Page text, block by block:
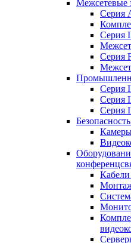
Межсетевые
Серия
Серия
Серия
Серия
Серия
Серия